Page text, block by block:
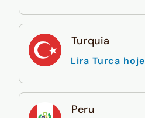
Turquia
Lira Turca hoje
Peru